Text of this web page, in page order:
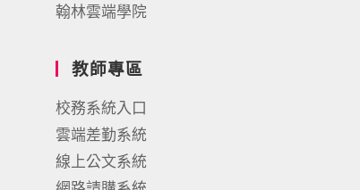
翰林雲端學院
教師專區
校務系統入口
雲端差勤系統
線上公文系統